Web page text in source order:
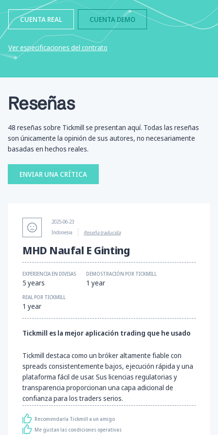
CUENTA REAL CUENTA DEMO
Ver especificaciones del contrato
Reseñas
48 reseñas sobre Tickmill se presentan aquí. Todas las reseñas
son únicamente la opinión de sus autores, no necesariamente
basadas en hechos reales.
ENVIAR UNA CRÍTICA
2025-06-23
Indonesia
Reseña traducida
MHD Naufal E Ginting
EXPERIENCIA EN DIVISAS
5 years
DEMOSTRACIÓN POR TICKMILL
1 year
REAL POR TICKMILL
1 year
Tickmill es la mejor aplicación trading que he usado
Tickmill destaca como un bróker altamente fiable con
spreads consistentemente bajos, ejecución rápida y una
plataforma fácil de usar. Sus licencias regulatorias y
transparencia proporcionan una capa adicional de
confianza para los traders serios.
Recomendaría Tickmill a un amigo
Me gustan las condiciones operativas